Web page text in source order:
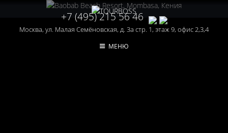
+7 (495) 215 56 46
Москва, ул. Малая Семёновская, д. 3а стр. 1, этаж 9, офис 2,3,4
МЕНЮ